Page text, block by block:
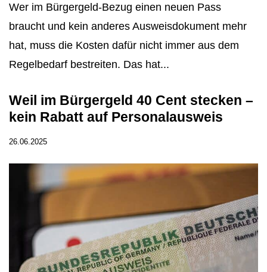
Wer im Bürgergeld-Bezug einen neuen Pass
braucht und kein anderes Ausweisdokument mehr
hat, muss die Kosten dafür nicht immer aus dem
Regelbedarf bestreiten. Das hat...
Weil im Bürgergeld 40 Cent stecken –
kein Rabatt auf Personalausweis
26.06.2025